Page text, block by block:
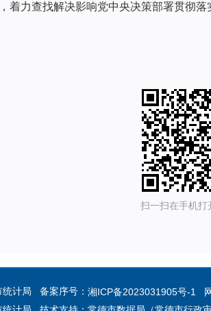
着力查找解决影响党中央决策部署贯彻
扫一扫在手机打
统计局 备案序号： 湘ICP备2023031905号-1